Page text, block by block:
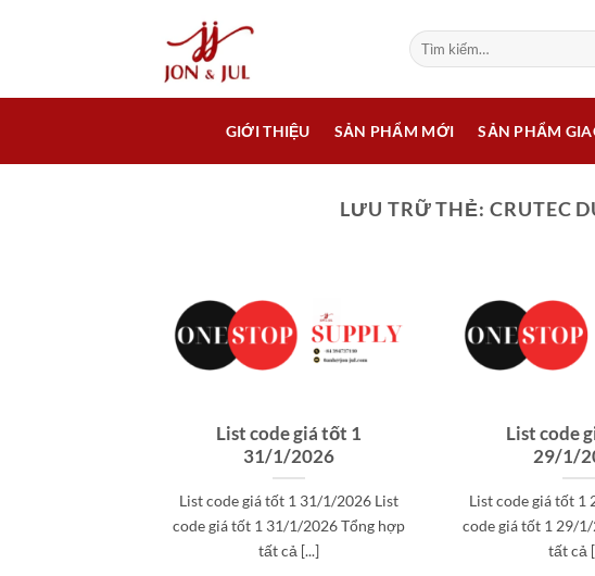
dung
Tìm
kiếm:
GIỚI THIỆU SẢN PHẨM MỚI SẢN PHẨM
LƯU TRỮ THẺ:CRUTEC
List code giá tốt 1
31/1/2026
List code giá tốt 1 31/1/2026 List
code giá tốt 1 31/1/2026 Tổng hợp
tất cả [...]
List code
29/1/
List code giá tốt 1
code giá tốt 1 29/
tất cả